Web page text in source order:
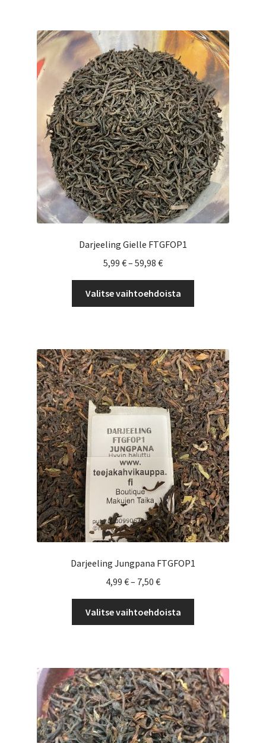
muunnelma.
Voit
tehdä
valinnat
tuotteen
sivulla.
Darjeeling Gielle FTGFOP1
5,99 €– 59,98 €Hintaluokka:
-
59,98 €
Valitse vaihtoehdoista
Voit
tehdä
valinnat
tuotteen
sivulla.
Darjeeling Jungpana FTGFOP1
4,99 €– 7,50 €Hintaluokka:
-
7,50 €
Valitse vaihtoehdoista
Voit
tehdä
valinnat
tuotteen
sivulla.